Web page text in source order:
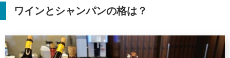
ワインとシャンパンの格は？